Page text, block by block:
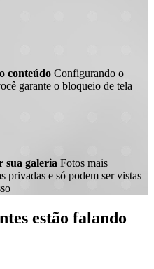
conteúdo Configurando o
garante o bloqueio de tela
sua galeria Fotos mais
privadas e só podem ser vistas
estão falando